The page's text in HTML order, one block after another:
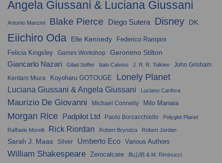
Angela Giussani & Luciana Giussani
Antonio Manzini Blake Pierce Diego Sutera Disney DK
Eiichiro Oda Elle Kennedy Federico Rampini
Felicia Kingsley Games Workshop
Geronimo Stilton
Giancarlo Nazari
Gilad Soffer Italo Calvino J. R. R. Tolkien
John Grisham
Kentaro Miura
Koyoharu GOTOUGE Lonely Planet
Luciana Giussani & Angela Giussani Luciano Canfora
Maurizio De Giovanni Michael Connelly Milo Manara
Morgan Rice Padpilot Ltd Paolo Borzacchiello Polyglot Planet
Raffaele Morelli Rick Riordan Robert Bryndza Robert Jordan
Sarah J. Maas Silver Umberto Eco Various Authors
William Shakespeare Zerocalcare 鳥山明 & M. Riminucci